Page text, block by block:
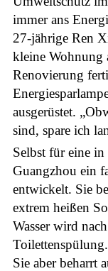
immer ans
27-jährige Ren
kleine Wohnung
Renovierung
ausgerüstet.
sind, spare ich
Selbst für eine
Guangzhou ein
entwickelt. Sie
extrem heißen
Wasser wird
Sie aber beharrt